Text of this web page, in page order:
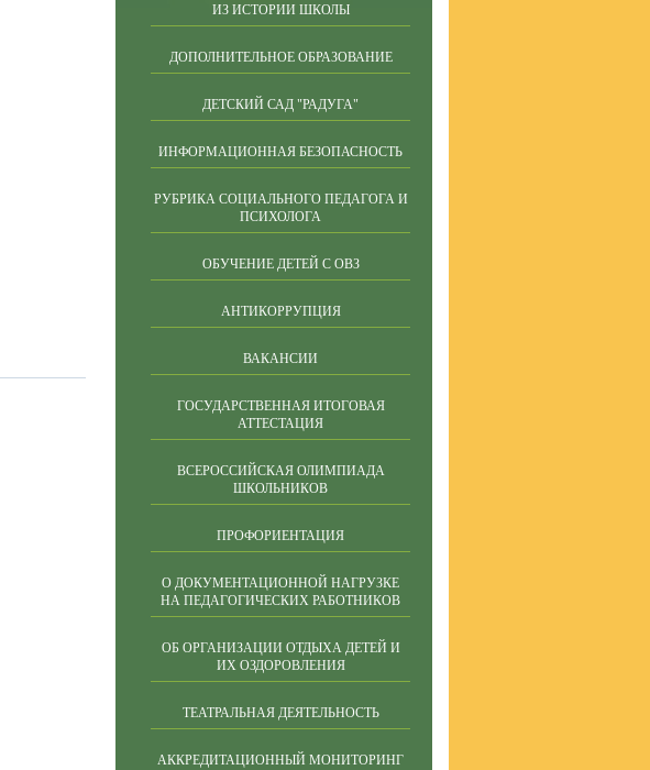
ИЗ ИСТОРИИ ШКОЛЫ
ДОПОЛНИТЕЛЬНОЕ ОБРАЗОВАНИЕ
ДЕТСКИЙ САД "РАДУГА"
ИНФОРМАЦИОННАЯ БЕЗОПАСНОСТЬ
РУБРИКА СОЦИАЛЬНОГО ПЕДАГОГА И
ПСИХОЛОГА
ОБУЧЕНИЕ ДЕТЕЙ С ОВЗ
АНТИКОРРУПЦИЯ
ВАКАНСИИ
ГОСУДАРСТВЕННАЯ ИТОГОВАЯ
АТТЕСТАЦИЯ
ВСЕРОССИЙСКАЯ ОЛИМПИАДА
ШКОЛЬНИКОВ
ПРОФОРИЕНТАЦИЯ
О ДОКУМЕНТАЦИОННОЙ НАГРУЗКЕ
НА ПЕДАГОГИЧЕСКИХ РАБОТНИКОВ
ОБ ОРГАНИЗАЦИИ ОТДЫХА ДЕТЕЙ И
ИХ ОЗДОРОВЛЕНИЯ
ТЕАТРАЛЬНАЯ ДЕЯТЕЛЬНОСТЬ
АККРЕДИТАЦИОННЫЙ МОНИТОРИНГ